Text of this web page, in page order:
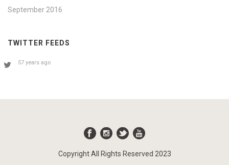
September 2016
TWITTER FEEDS
57 years ago
Copyright All Rights Reserved 2023